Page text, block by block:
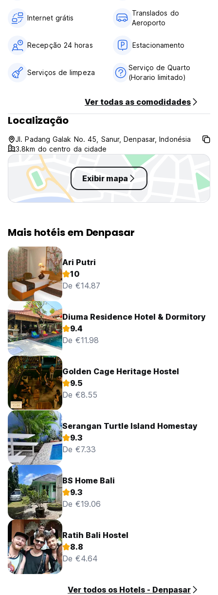
Internet grátis
Translados do
Aeroporto
Recepção 24 horas Estacionamento
Serviços de limpeza
Serviço de Quarto
(Horario limitado)
Ver todas as comodidades
Localização
Jl. Padang Galak No. 45, Sanur, Denpasar, Indonésia
3.8km do centro da cidade
Exibir mapa
Mais hotéis em Denpasar
Ari Putri
10
De €14.87
Diuma Residence Hotel & Dormitory
9.4
De €11.98
Golden Cage Heritage Hostel
9.5
De €8.55
Serangan Turtle Island Homestay
9.3
De €7.33
BS Home Bali
9.3
De €19.06
Ratih Bali Hostel
8.8
De €4.64
Ver todos os Hotels - Denpasar